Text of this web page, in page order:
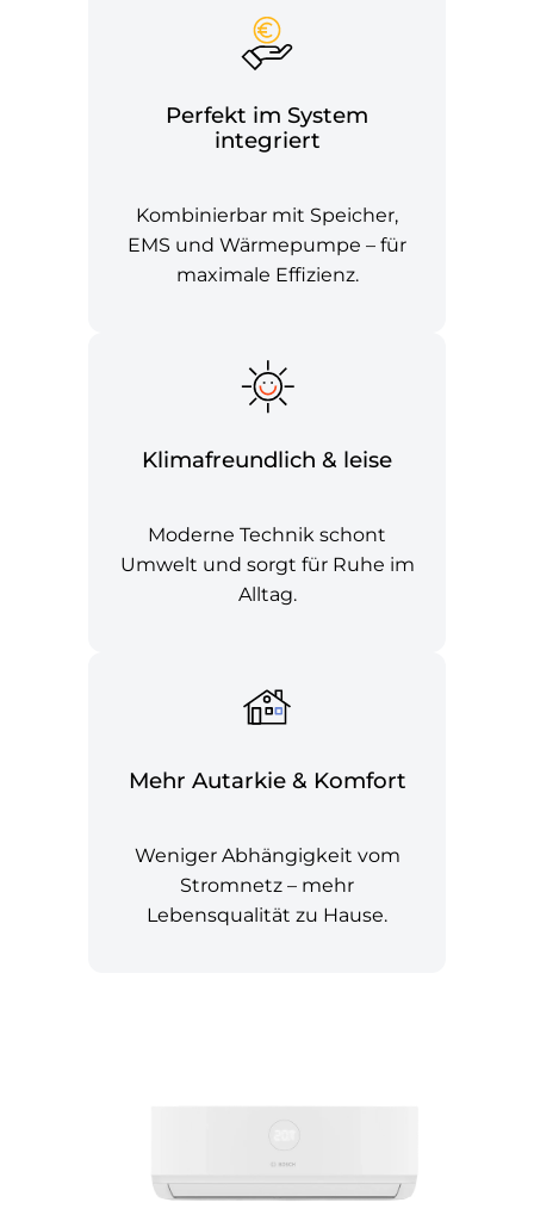
Perfekt im System
integriert
Kombinierbar mit Speicher,
EMS und Wärmepumpe – für
maximale Effizienz.
Klimafreundlich & leise
Moderne Technik schont
Umwelt und sorgt für Ruhe im
Alltag.
Mehr Autarkie & Komfort
Weniger Abhängigkeit vom
Stromnetz – mehr
Lebensqualität zu Hause.